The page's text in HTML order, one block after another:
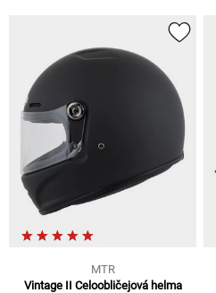
MTR
Vintage II Celoobličejová helma